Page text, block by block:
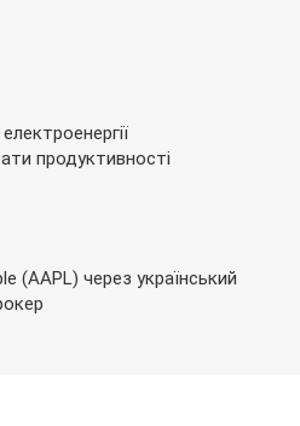
продуктивності
(AAPL) через український